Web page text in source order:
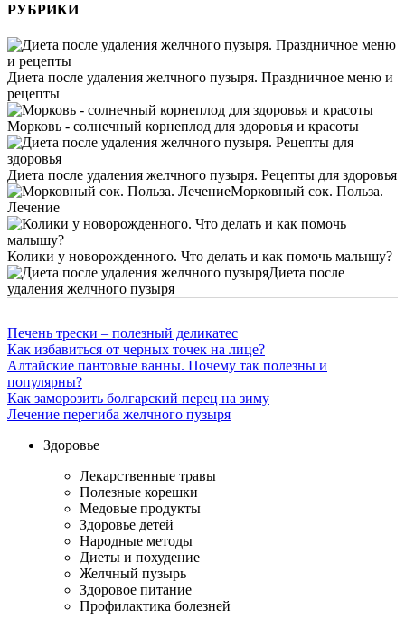
РУБРИКИ
Диета после удаления желчного пузыря. Праздничное меню и
рецепты
Морковь - солнечный корнеплод для здоровья и красоты
Диета после удаления желчного пузыря. Рецепты для здоровья
Морковный сок. Польза.
Лечение
Колики у новорожденного. Что делать и как помочь малышу?
Диета после
удаления желчного пузыря
Печень трески – полезный деликатес
Как избавиться от черных точек на лице?
Алтайские пантовые ванны. Почему так полезны и
популярны?
Как заморозить болгарский перец на зиму
Лечение перегиба желчного пузыря
Здоровье
Лекарственные травы
Полезные корешки
Медовые продукты
Здоровье детей
Народные методы
Диеты и похудение
Желчный пузырь
Здоровое питание
Профилактика болезней